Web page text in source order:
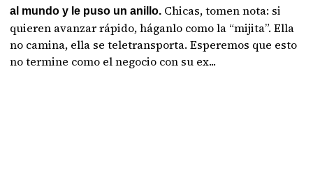
al mundo y le puso un anillo. Chicas, tomen nota: si
quieren avanzar rápido, háganlo como la “mijita”. Ella
no camina, ella se teletransporta. Esperemos que esto
no termine como el negocio con su ex...